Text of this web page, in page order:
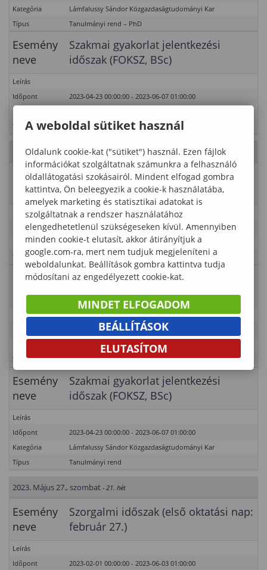
Kategória
Lámfalussy Sándor Közgazdaságtudományi Kar
Típus
Tanulmányi rend – PhD
Esemény
neve
Szakmai gyakorlat jelentkezési
időszak (FOKSZ, BSc)
Leírás
Időpont
2023-04-23 00:00:00 - 2023-06-07 01:00:00
Típus
Tanulmányi rend
2023. Május 26., péntek - 21. hét
Esemény
neve
Szorgalmi időszak (első oktatási nap:
február 27.)
Leírás
Időpont
2023-02-01 00:00:00 - 2023-06-03 01:00:00
Kategória
Lámfalussy Sándor Közgazdaságtudományi Kar
Típus
Tanulmányi rend
Esemény
neve
Doktoranduszok szorgalmi időszaka
Leírás
2023-02-01 00:00:00 - 2023-06-03 01:00:00
Lámfalussy Sándor Közgazdaságtudományi Kar
Típus
Tanulmányi rend – PhD
Esemény
neve
Szakmai gyakorlat jelentkezési
időszak (FOKSZ, BSc)
Leírás
Időpont
2023-04-23 00:00:00 - 2023-06-07 01:00:00
Kategória
Lámfalussy Sándor Közgazdaságtudományi Kar
Típus
Tanulmányi rend
2023. Május 27., szombat - 21. hét
Esemény
neve
Szorgalmi időszak (első oktatási nap:
február 27.)
Leírás
Időpont
2023-02-01 00:00:00 - 2023-06-03 01:00:00
A weboldal sütiket használ
Oldalunk cookie-kat ("sütiket") használ. Ezen fájlok
információkat szolgáltatnak számunkra a felhasználó
oldallátogatási szokásairól. Mindent elfogad gombra
kattintva, Ön beleegyezik a cookie-k használatába,
amelyek marketing és statisztikai adatokat is
szolgáltatnak a rendszer használatához
elengedhetetlenül szükségeseken kívül. Amennyiben
minden cookie-t elutasít, akkor átirányítjuk a
google.com-ra, mert nem tudjuk megjeleníteni a
weboldalunkat. Beállítások gombra kattintva tudja
módosítani az engedélyezett cookie-kat.
MINDET ELFOGADOM
BEÁLLÍTÁSOK
ELUTASÍTOM